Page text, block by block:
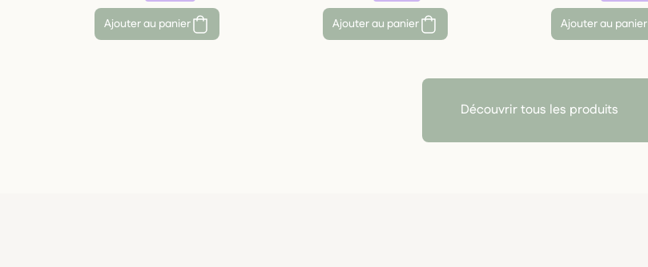
Ajouter au panier Ajouter au panier Ajouter au panier
Découvrir tous les produits